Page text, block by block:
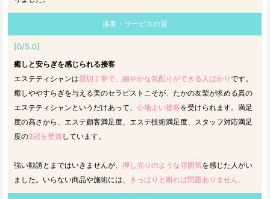
接客・サービスの質
[0/5.0]
癒しと安らぎを感じられる接客
エステティシャンは親切丁寧で、細やかな気配りができる人ばかり です。
癒しややすらぎを与える美のセラピストこそが、たかの友梨が求める真の
エステティシャンというだけあって、 心地よい接客を受けられます。満足
度の高さから、エステ顧客満足度、エステ技術満足度、スタッフ対応満足
度の3冠を受賞しています。
強い勧誘とまではいきませんが、 押し売りのような雰囲気を感じた人がい
ました。いらない商品や施術には、
きっぱりと断れば問題ありません。